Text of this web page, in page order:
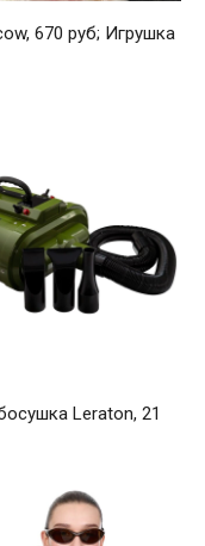
670 руб; Игрушка
Leraton, 21